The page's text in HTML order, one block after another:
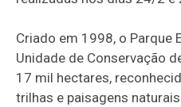
Criado em 1998, o Parque
Unidade de Conservação
17 mil hectares,
trilhas e paisagens